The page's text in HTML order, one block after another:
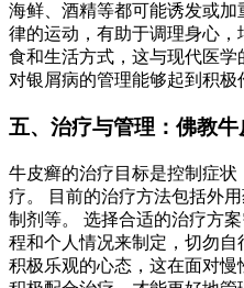
海鲜、酒精等都可能诱发或
律的运动，有助于调理身心
食和生活方式，这与现代医学
对银屑病的管理能够起到积极
五、治疗与管理：佛教
牛皮癣的治疗目标是控制症
疗。 目前的治疗方法包括外
制剂等。 选择合适的治疗方
程和个人情况来制定，切勿
积极乐观的心态，这在面对慢